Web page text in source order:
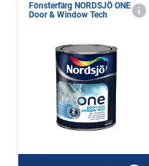
Fönsterfärg NORDSJÖ ONE
Door & Window Tech